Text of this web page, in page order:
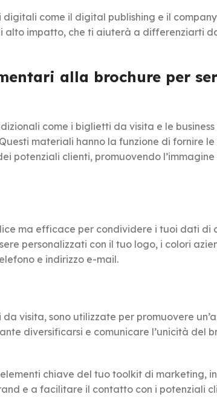
come il digital publishing e il
alto impatto, che ti aiuterà a differenziarti
alla brochure per
come i biglietti da visita e le
materiali hanno la funzione di fornire
potenziali clienti, promuovendo l’immagine
ma efficace per condividere i tuoi dati di
personalizzati con il tuo logo, i colori
e indirizzo e-mail.
visita, sono utilizzate per promuovere
diversificarsi e comunicare l’unicità del
chiave del tuo toolkit di marketing,
e a facilitare il contatto con i potenziali